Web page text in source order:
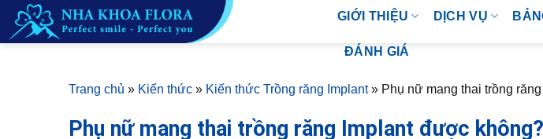
Skip
GIỚI THIỆU DỊCH VỤ
ĐÁNH GIÁ
Trang chủ » Kiến thức » Kiến thức Trồng răng Implant» Phụ nữ mang thai trồng
Phụ nữ mang thai trồng răng Implant được không?